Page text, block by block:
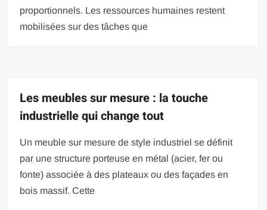
proportionnels. Les ressources humaines restent
mobilisées sur des tâches que
Les meubles sur mesure : la touche
industrielle qui change tout
Un meuble sur mesure de style industriel se définit
par une structure porteuse en métal (acier, fer ou
fonte) associée à des plateaux ou des façades en
bois massif. Cette